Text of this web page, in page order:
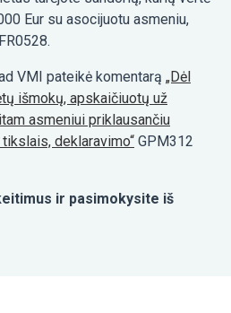
Eur su asocijuotu asmeniu,
VMI pateikė komentarą „Dėl
išmokų, apskaičiuotų už
asmeniui priklausančiu
deklaravimo“ GPM312
ir pasimokysite iš